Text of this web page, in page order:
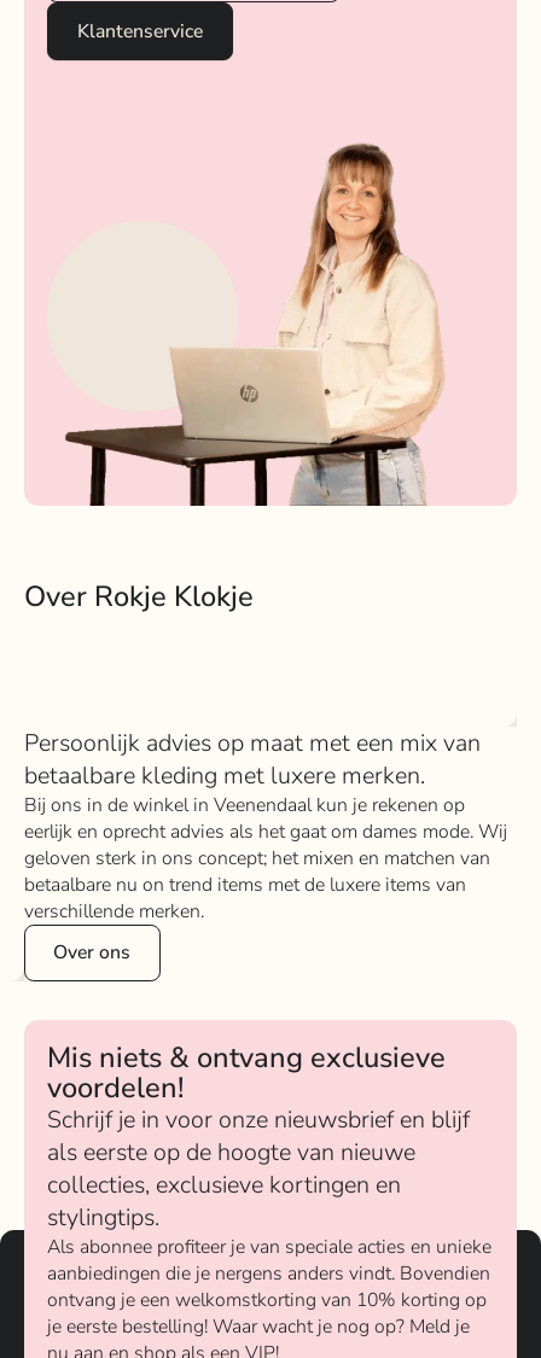
Klantenservice
Over Rokje Klokje
Persoonlijk advies op maat met een mix van
betaalbare kleding met luxere merken.
Bij ons in de winkel in Veenendaal kun je rekenen op
eerlijk en oprecht advies als het gaat om dames mode. Wij
geloven sterk in ons concept; het mixen en matchen van
betaalbare nu on trend items met de luxere items van
verschillende merken.
Over ons
Mis niets & ontvang exclusieve
voordelen!
Schrijf je in voor onze nieuwsbrief en blijf
als eerste op de hoogte van nieuwe
collecties, exclusieve kortingen en
stylingtips.
Als abonnee profiteer je van speciale acties en unieke
aanbiedingen die je nergens anders vindt. Bovendien
ontvang je een welkomstkorting van 10% korting op
je eerste bestelling! Waar wacht je nog op? Meld je